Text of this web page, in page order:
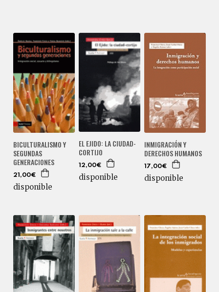
BICULTURALISMO Y
SEGUNDAS
GENERACIONES
21,00€
disponible
EL EJIDO: LA CIUDAD-
CORTIJO
12,00€
disponible
INMIGRACIÓN Y
DERECHOS HUMANOS
17,00€
disponible